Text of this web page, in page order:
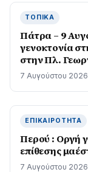
ΤΟΠΙΚΆ
Πάτρα – 9
γενοκτονία
στην Πλ.
7 Αυγούστου 2026
ΕΠΙΚΑΙΡΌΤΗΤΑ
Περού : Οργή
επίθεσης
7 Αυγούστου 2026